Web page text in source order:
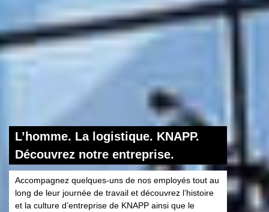
L’homme. La logistique. KNAPP.
Découvrez notre entreprise.
Accompagnez quelques-uns de nos employés tout au
long de leur journée de travail et découvrez l’histoire
et la culture d’entreprise de KNAPP ainsi que le